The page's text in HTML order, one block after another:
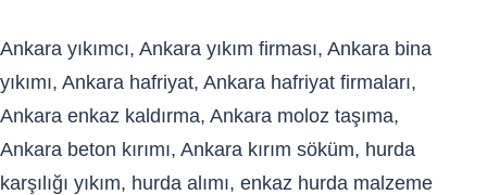
Ankara yıkımcı, Ankara yıkım firması, Ankara bina
yıkımı, Ankara hafriyat, Ankara hafriyat firmaları,
Ankara enkaz kaldırma, Ankara moloz taşıma,
Ankara beton kırımı, Ankara kırım söküm, hurda
karşılığı yıkım, hurda alımı, enkaz hurda malzeme